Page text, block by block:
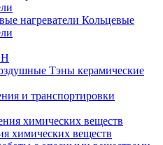
Кольцевые
Тэны керамические
и транспортировки
химических веществ